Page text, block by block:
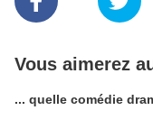
Vous aimerez
... quelle comédie